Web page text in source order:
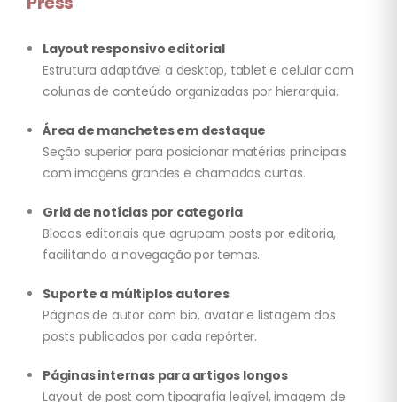
Layout responsivo editorial
Estrutura adaptável a desktop, tablet e celular com
colunas de conteúdo organizadas por hierarquia.
Área de manchetes em destaque
Seção superior para posicionar matérias principais
com imagens grandes e chamadas curtas.
Grid de notícias por categoria
Blocos editoriais que agrupam posts por editoria,
facilitando a navegação por temas.
Suporte a múltiplos autores
Páginas de autor com bio, avatar e listagem dos
posts publicados por cada repórter.
Páginas internas para artigos longos
Layout de post com tipografia legível, imagem de